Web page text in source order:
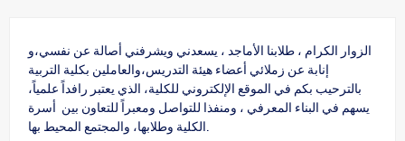
الزوار الكرام ، طلابنا الأماجد ، يسعدني ويشرفني أصالة عن نفسي،و
إنابة عن زملائي أعضاء هيئة التدريس،والعاملين بكلية التربية
بالترحيب بكم في الموقع الإلكتروني للكلية، الذي يعتبر رافداً علمياً،
يسهم في البناء المعرفي ، ومنفذا للتواصل ومعبراً للتعاون بين أسرة